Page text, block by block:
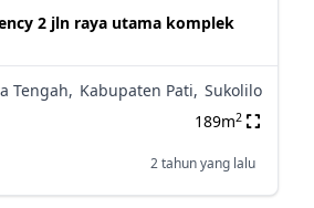
2 jln raya utama komplek
Tengah, Kabupaten Pati, Sukolilo
189m2
2 tahun yang lalu